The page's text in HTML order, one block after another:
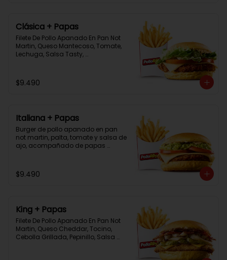
Clásica + Papas
Filete De Pollo Apanado En Pan Not
Martin, Queso Mantecoso, Tomate,
Lechuga, Salsa Tasty,
$9.490
Italiana + Papas
Burger de pollo apanado en pan
not martin, palta, tomate y salsa de
ajo, acompañado de papas
$9.490
King + Papas
Filete De Pollo Apanado En Pan Not
Martin, Queso Cheddar, Tocino,
Cebolla Grillada, Pepinillo, Salsa